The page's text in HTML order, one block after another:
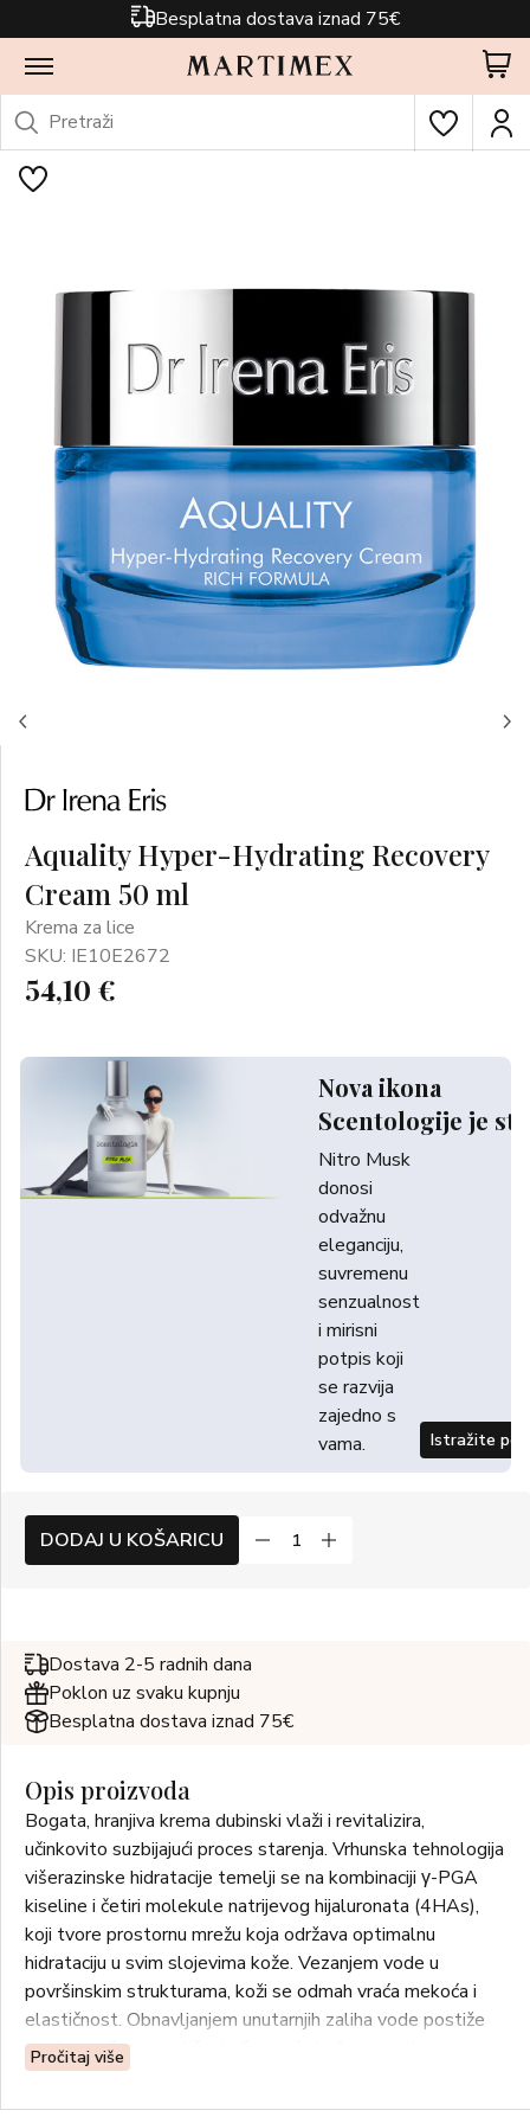
Besplatna dostava iznad 75€
Aquality Hyper-Hydrating Recovery
Cream 50 ml
Krema za lice
SKU: IE10E2672
54,10 €
Nova ikona
Scentologije je
Nitro Musk
donosi
odvažnu
eleganciju,
suvremenu
senzualnost
i mirisni
potpis koji
se razvija
zajedno s
vama.
Istražite
DODAJ U KOŠARICU
Dostava 2-5 radnih dana
Poklon uz svaku kupnju
Besplatna dostava iznad 75€
Opis proizvoda
Bogata, hranjiva krema dubinski vlaži i revitalizira,
učinkovito suzbijajući proces starenja. Vrhunska tehnologija
višerazinske hidratacije temelji se na kombinaciji γ-PGA
kiseline i četiri molekule natrijevog hijaluronata (4HAs),
koji tvore prostornu mrežu koja održava optimalnu
hidrataciju u svim slojevima kože. Vezanjem vode u
površinskim strukturama, koži se odmah vraća mekoća i
elastičnost. Obnavljanjem unutarnjih zaliha vode postiže
se dugoročno poboljšanje čvrstoće kože i izrazito
smanjenje bora. Ekstrakt zlatne alge i vitamin E
neutraliziraju štetno djelovanje UV zraka. Preporuča se za
Pročitaj više